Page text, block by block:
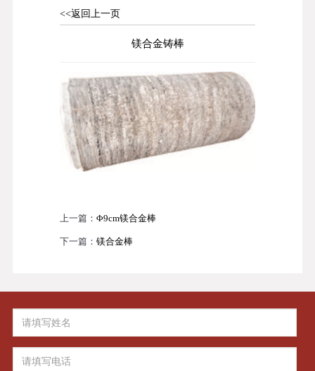
ALLOY BAR
<<返回上一页
镁合金铸棒
上一篇：Φ9cm镁合金棒
下一篇：镁合金棒